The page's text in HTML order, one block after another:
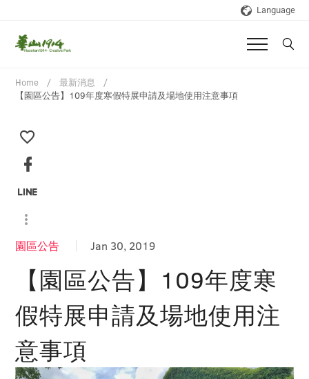
Language
Home
最新消息
【園區公告】109年度寒假特展申請及場地使用注意事項
園區公告 Jan 30, 2019
【園區公告】109年度寒
假特展申請及場地使用注
意事項